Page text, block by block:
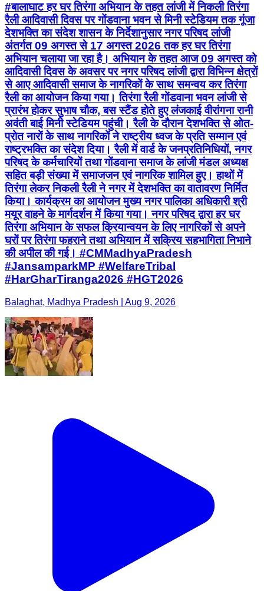
#बालाघाट हर घर तिरंगा अभियान के तहत लांजी में निकली तिरंगा
रैली आदिवासी दिवस पर गोंडवाना भवन से मिनी स्टेडियम तक गूंजा
देशभक्ति का संदेश शासन के निर्देशानुसार नगर परिषद लांजी
अंतर्गत 09 अगस्त से 17 अगस्त 2026 तक हर घर तिरंगा
अभियान चलाया जा रहा है। अभियान के तहत आज 09 अगस्त को
आदिवासी दिवस के अवसर पर नगर परिषद लांजी द्वारा विभिन्न क्षेत्रों
से आए आदिवासी समाज के नागरिकों के साथ समन्वय कर तिरंगा
रैली का आयोजन किया गया। तिरंगा रैली गोंडवाना भवन लांजी से
प्रारंभ होकर सुभाष चौक, बस स्टैंड होते हुए लंजकाई वीरांगना रानी
अवंती बाई मिनी स्टेडियम पहुंची। रैली के दौरान देशभक्ति से ओत-
प्रोत नारों के साथ नागरिकों ने राष्ट्रीय ध्वज के प्रति सम्मान एवं
राष्ट्रभक्ति का संदेश दिया। रैली में वार्ड के जनप्रतिनिधियों, नगर
परिषद के कर्मचारियों तथा गोंडवाना समाज के लांजी मंडल अध्यक्ष
सहित बड़ी संख्या में समाजजन एवं नागरिक शामिल हुए। हाथों में
तिरंगा लेकर निकली रैली ने नगर में देशभक्ति का वातावरण निर्मित
किया। कार्यक्रम का आयोजन मुख्य नगर पालिका अधिकारी श्री
मयूर वाहने के मार्गदर्शन में किया गया। नगर परिषद द्वारा हर घर
तिरंगा अभियान के सफल क्रियान्वयन के लिए नागरिकों से अपने
घरों पर तिरंगा फहराने तथा अभियान में सक्रिय सहभागिता निभाने
की अपील की गई। #CMMadhyaPradesh
#JansamparkMP #WelfareTribal
#HarGharTiranga2026 #HGT2026
Balaghat, Madhya Pradesh | Aug 9, 2026